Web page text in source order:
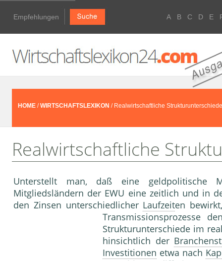
Empfehlungen A B C D E
HOME /WIRTSCHAFTSLEXIKON / Realwirtschaftliche Strukturunterschiede
Realwirtschaftliche
Unterstellt man, daß eine geldpolitische
Mitgliedsländern der EWU eine zeitlich und in
den Zinsen unterschiedlicher Laufzeiten
Transmissionsprozesse
Strukturunterschiede im
hinsichtlich der
Investitionen etwa nach